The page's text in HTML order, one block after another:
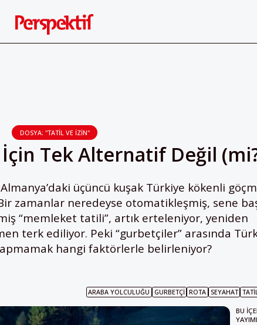
DOSYA: "TATIL VE İZIN"
Tek Alternatif Değil
üçüncü kuşak Türkiye kökenli
zamanlar neredeyse otomatikleşmiş, sene
“memleket tatili”, artık erteleniyor, yeniden
terk ediliyor. Peki “gurbetçiler” arasında
hangi faktörlerle belirleniyor?
ARABA YOLCULUĞU GURBETÇI ROTA SEYAHAT
BU